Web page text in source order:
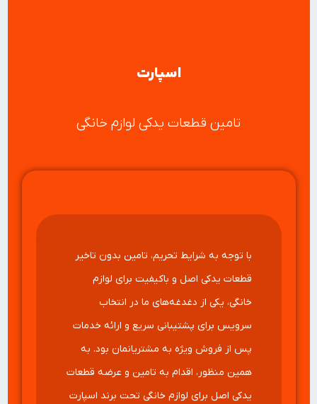
اسپارت
تامین قطعات یدکی لوازم خانگی
با توجه به شرایط تحریم‌، تامین بدون تاخیر
قطعات یدکی اصل و باکیفیت برای لوازم
خانگی، یکی از دغدغه‌‌های ما در انتخاب
سرویس برای پشتیبانی سریع و ارائه خدمات
پس از فروش ویژه به مشتریانمان بود. به
همین منظور، اقدام به تامین و عرضه قطعات
یدکی اصل برای لوازم خانگی تحت برند اسپارت